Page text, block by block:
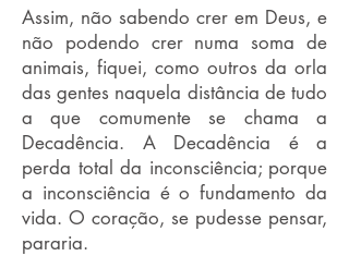
Assim, não sabendo crer em Deus, e
não podendo crer numa soma de
animais, fiquei, como outros da orla
das gentes naquela distância de tudo
a que comumente se chama a
Decadência. A Decadência é a
perda total da inconsciência; porque
a inconsciência é o fundamento da
vida. O coração, se pudesse pensar,
pararia.